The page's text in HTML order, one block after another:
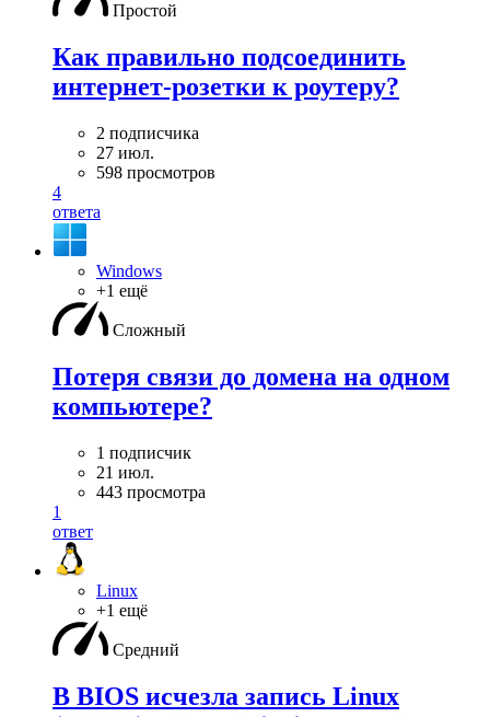
Простой
Как правильно подсоединить
интернет-розетки к роутеру?
2 подписчика
27 июл.
598 просмотров
4
ответа
Windows
+1 ещё
Сложный
Потеря связи до домена на одном
компьютере?
1 подписчик
21 июл.
443 просмотра
1
ответ
Linux
+1 ещё
Средний
В BIOS исчезла запись Linux